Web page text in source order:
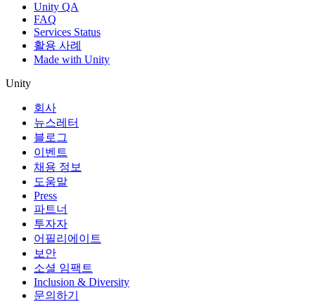
Unity QA
FAQ
Services Status
활용 사례
Made with Unity
Unity
회사
뉴스레터
블로그
이벤트
채용 정보
도움말
Press
파트너
투자자
어필리에이트
보안
소셜 임팩트
Inclusion & Diversity
문의하기